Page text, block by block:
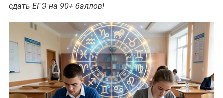
сдать ЕГЭ на 90+ баллов!